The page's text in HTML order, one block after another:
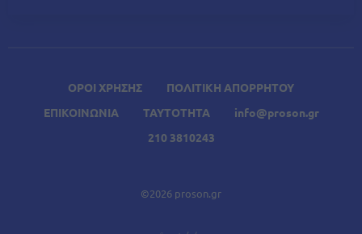
ΟΡΟΙ ΧΡΗΣΗΣ
ΠΟΛΙΤΙΚΗ ΑΠΟΡΡΗΤΟΥ
ΕΠΙΚΟΙΝΩΝΙΑ
ΤΑΥΤΟΤΗΤΑ
info@proson.gr
210 3810243
©2026 proson.gr